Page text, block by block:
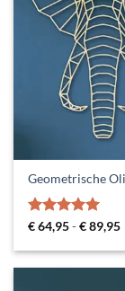
Geometrische
Gewaardeerd
€64,95-€89,95